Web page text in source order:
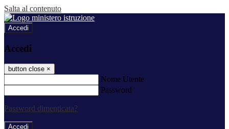
Salta al contenuto
Accedi
Accedi
button close ×
Nome Utente
Password
Password dimenticata?